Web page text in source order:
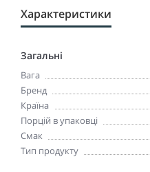
Характеристики
Загальні
Вага
Бренд
Країна
Порцій в упаковці
Смак
Тип продукту